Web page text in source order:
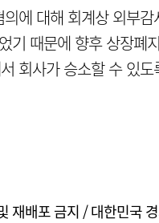
에 대해 회계상 외부
기 때문에 향후 상장폐
회사가 승소할 수 있
재배포 금지 / 대한민국